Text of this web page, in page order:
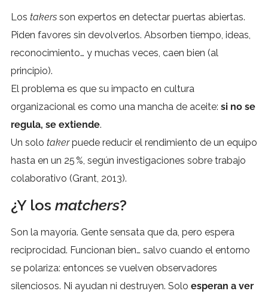
Los takers son expertos en detectar puertas abiertas.
Piden favores sin devolverlos. Absorben tiempo, ideas,
reconocimiento… y muchas veces, caen bien (al
principio).
El problema es que su impacto en cultura
organizacional es como una mancha de aceite: si no se
regula, se extiende.
Un solo takerpuede reducir el rendimiento de un equipo
hasta en un 25 %, según investigaciones sobre trabajo
colaborativo (Grant, 2013).
¿Y los matchers?
Son la mayoría. Gente sensata que da, pero espera
reciprocidad. Funcionan bien… salvo cuando el entorno
se polariza: entonces se vuelven observadores
silenciosos. Ni ayudan ni destruyen. Solo esperan a ver